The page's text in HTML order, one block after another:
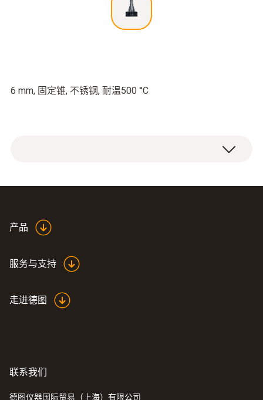
6 mm, 固定锥, 不锈钢, 耐温500 °C
产品
服务与支持
走进德图
联系我们
德图仪器国际贸易（上海）有限公司